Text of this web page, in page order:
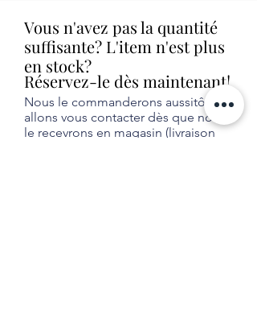
Vous n'avez pas la quantité
suffisante? L'item n'est plus
en stock?
Réservez-le dès maintenant!
Nous le commanderons aussitôt et
allons vous contacter dès que nous
le recevrons en magasin (livraison